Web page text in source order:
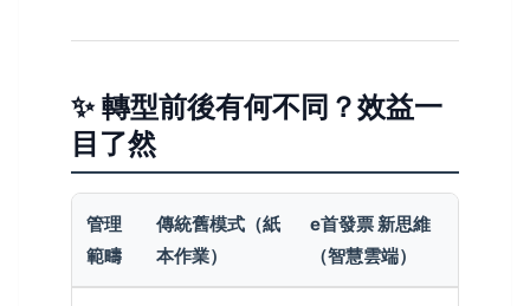
✨ 轉型前後有何不同？效益一
目了然
管理
範疇
傳統舊模式（紙
本作業）
e首發票 新思維
（智慧雲端）